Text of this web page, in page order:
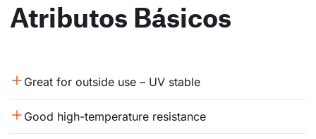
Atributos Básicos
Great for outside use – UV stable
Good high-temperature resistance